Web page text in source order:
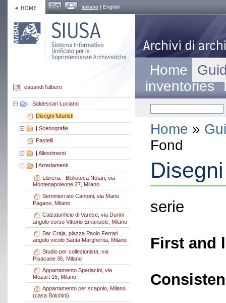
italiano | English
espandi l'albero
| Baldessari Luciano
Disegni futuristi
| Scenografie
Pastelli
| Allestimenti
Arredamenti
Libreria - Biblioteca Notari, via
Montenapoleone 27, Milano
Seminterrato Cantoni, via Mario
Pagano, Milano
Calzaturificio di Varese, via Durini
angolo corso Vittorio Emanuele, Milano
Bar Craja, piazza Paolo Ferrari
angolo vicolo Santa Margherita, Milano
Studio per collezionista, via
Pisacane 35, Milano
Appartamento Spadacini, via
Mozart 15, Milano
Appartamento per scapolo, Milano
(casa Bolchini)
Home
inventories
Home »
Fond
serie
First and